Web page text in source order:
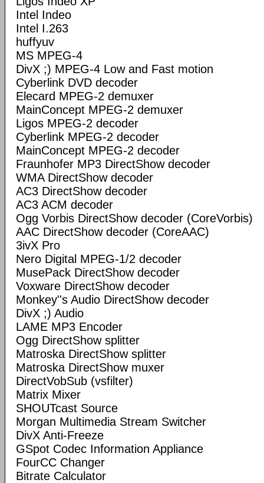
Intel Indeo
Intel I.263
huffyuv
MS MPEG-4
DivX ;) MPEG-4 Low and Fast motion
Cyberlink DVD decoder
Elecard MPEG-2 demuxer
MainConcept MPEG-2 demuxer
Ligos MPEG-2 decoder
Cyberlink MPEG-2 decoder
MainConcept MPEG-2 decoder
Fraunhofer MP3 DirectShow decoder
WMA DirectShow decoder
AC3 DirectShow decoder
AC3 ACM decoder
Ogg Vorbis DirectShow decoder (CoreVorbis)
AAC DirectShow decoder (CoreAAC)
3ivX Pro
Nero Digital MPEG-1/2 decoder
MusePack DirectShow decoder
Voxware DirectShow decoder
Monkey''s Audio DirectShow decoder
DivX ;) Audio
LAME MP3 Encoder
Ogg DirectShow splitter
Matroska DirectShow splitter
Matroska DirectShow muxer
DirectVobSub (vsfilter)
Matrix Mixer
SHOUTcast Source
Morgan Multimedia Stream Switcher
DivX Anti-Freeze
GSpot Codec Information Appliance
FourCC Changer
Bitrate Calculator